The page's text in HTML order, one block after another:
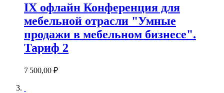
IX офлайн Конференция для
мебельной отрасли "Умные
продажи в мебельном бизнесе".
Тариф 2
7 500,00 ₽